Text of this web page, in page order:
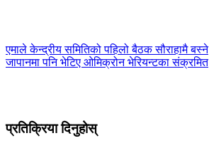
एमाले केन्द्रीय समितिको पहिलो बैठक सौराहामै बस्ने
जापानमा पनि भेटिए ओमिक्रोन भेरियन्टका संक्रमित
प्रतिक्रिया दिनुहोस्